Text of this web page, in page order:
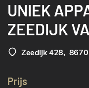
UNIEK
ZEEDIJK
Zeedijk 428, 8670
Prijs